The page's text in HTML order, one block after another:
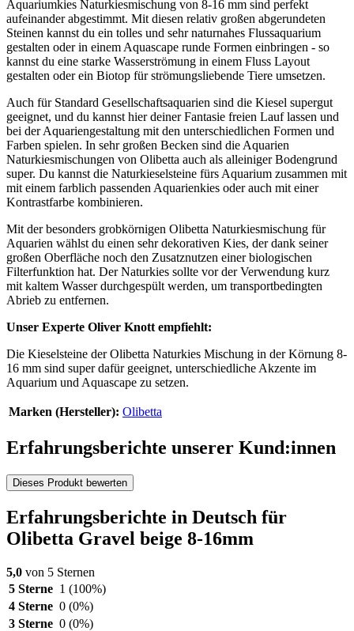
Aquariumkies Naturkiesmischung von 8-16 mm sind perfekt
aufeinander abgestimmt. Mit diesen relativ großen abgerundeten
Steinen kannst du ein tolles und sehr naturnahes Flussaquarium
gestalten oder in einem Aquascape runde Formen einbringen - so
kannst du eine starke Wasserströmung in einem Fluss Layout
gestalten oder ein Biotop für strömungsliebende Tiere umsetzen.
Auch für Standard Gesellschaftsaquarien sind die Kiesel supergut
geeignet, und du kannst hier deiner Fantasie freien Lauf lassen und
bei der Aquariengestaltung mit den unterschiedlichen Formen und
Farben spielen. In sehr großen Becken sind die Aquarien
Naturkiesmischungen von Olibetta auch als alleiniger Bodengrund
super. Du kannst die Naturkieselsteine fürs Aquarium zusammen mit
mit einem farblich passenden Aquarienkies oder auch mit einer
Kontrastfarbe kombinieren.
Mit der besonders grobkörnigen Olibetta Naturkiesmischung für
Aquarien wählst du einen sehr dekorativen Kies, der dank seiner
großen Oberfläche noch den Zusatznutzen einer biologischen
Filterfunktion hat. Der Naturkies sollte vor der Verwendung kurz
mit kaltem Wasser durchgespült werden, um transportbedingten
Abrieb zu entfernen.
Unser Experte Oliver Knott empfiehlt:
Die Kieselsteine der Olibetta Naturkies Mischung in der Körnung 8-
16 mm sind super dafür geeignet, unterschiedliche Akzente im
Aquarium und Aquascape zu setzen.
Marken (Hersteller): Olibetta
Erfahrungsberichte unserer Kund:innen
Dieses Produkt bewerten
Erfahrungsberichte in Deutsch für
Olibetta Gravel beige 8-16mm
5,0 von 5 Sternen
5 Sterne 1 (100%)
4 Sterne 0 (0%)
3 Sterne 0 (0%)